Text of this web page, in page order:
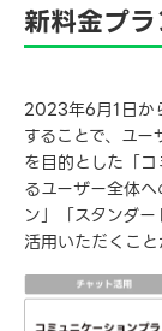
新料金プラ
2023年6月1日か
することで、ユ
を目的とした「
るユーザー全体
ン」「スタンダ
活用いただくこと